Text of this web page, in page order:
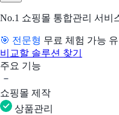
No.1 쇼핑몰 통합관리 서비
🎯 전문형 무료 체험 가능
비교할 솔루션 찾기
주요 기능
쇼핑몰 제작
상품관리